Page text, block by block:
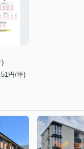
)
円/坪)